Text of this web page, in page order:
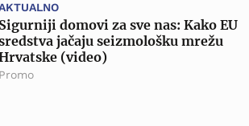
Sigurniji domovi za sve nas: Kako EU
jačaju seizmološku mrežu
(video)
Promo